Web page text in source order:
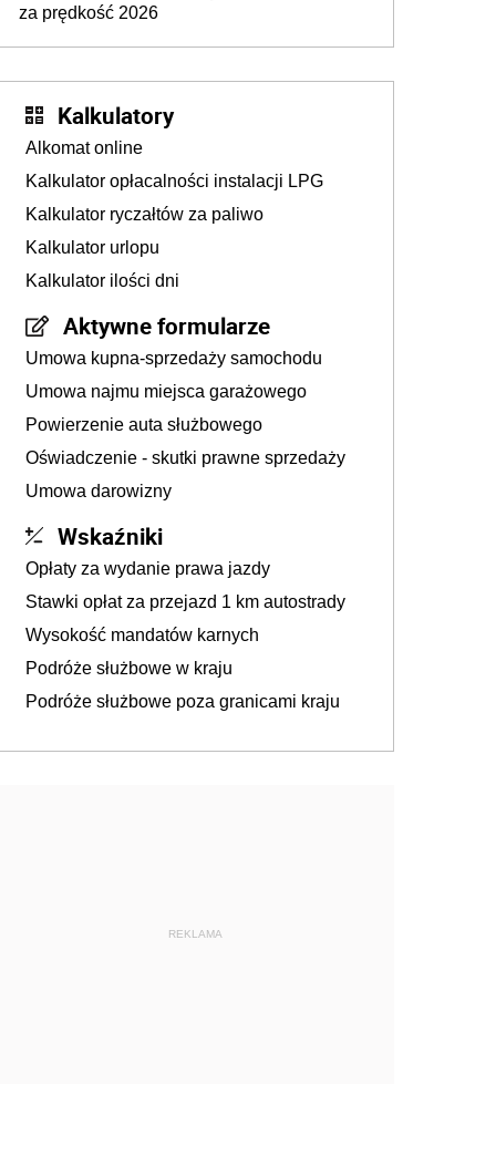
za prędkość 2026
Kalkulatory
Alkomat online
Kalkulator opłacalności instalacji LPG
Kalkulator ryczałtów za paliwo
Kalkulator urlopu
Kalkulator ilości dni
Aktywne formularze
Umowa kupna-sprzedaży samochodu
Umowa najmu miejsca garażowego
Powierzenie auta służbowego
Oświadczenie - skutki prawne sprzedaży
Umowa darowizny
Wskaźniki
Opłaty za wydanie prawa jazdy
Stawki opłat za przejazd 1 km autostrady
Wysokość mandatów karnych
Podróże służbowe w kraju
Podróże służbowe poza granicami kraju
REKLAMA